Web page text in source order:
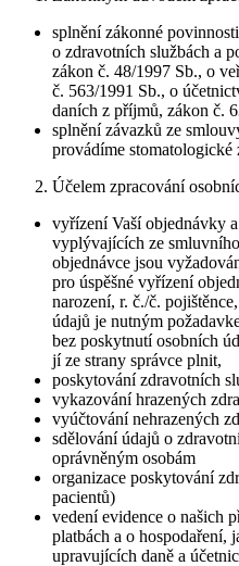
splnění zákonné
o zdravotních službách a
zákon č. 48/1997 Sb., o
č. 563/1991 Sb., o
daních z příjmů, zákon č.
splnění závazků ze
provádíme stomatologické
Účelem zpracování
vyřízení Vaší objednávky
vyplývajících ze
objednávce jsou
pro úspěšné vyřízení
narození, r. č./č.
údajů je nutným
bez poskytnutí osobních
jí ze strany správce plnit,
poskytování zdravotních
vykazování hrazených
vyúčtování nehrazených
sdělování údajů o
oprávněným osobám
organizace poskytování
pacientů)
vedení evidence o našich
platbách a o hospodaření,
upravujících daně a